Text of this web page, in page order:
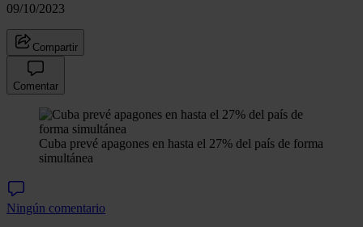
09/10/2023
Compartir
Comentar
Cuba prevé apagones en hasta el 27% del país de forma
simultánea
Ningún comentario